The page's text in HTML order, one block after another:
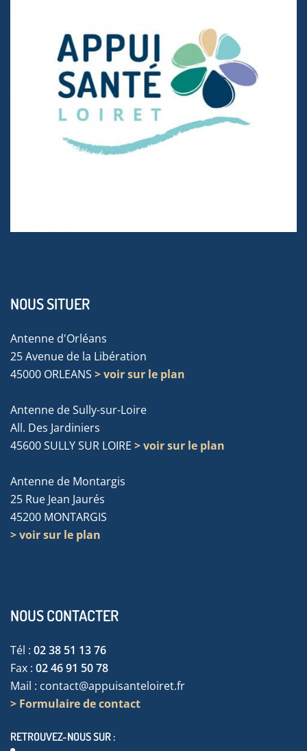
NOUS SITUER
Antenne d'Orléans
25 Avenue de la Libération
45000 ORLEANS > voir sur le plan
Antenne de Sully-sur-Loire
All. Des Jardiniers
45600 SULLY SUR LOIRE > voir sur le plan
Antenne de Montargis
25 Rue Jean Jaurés
45200 MONTARGIS
> voir sur le plan
NOUS CONTACTER
Tél : 02 38 51 13 76
Fax : 02 46 91 50 78
Mail : contact@appuisanteloiret.fr
> Formulaire de contact
RETROUVEZ-NOUS SUR :